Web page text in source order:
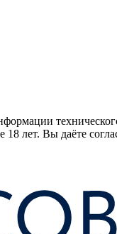
лет. Вы даёте